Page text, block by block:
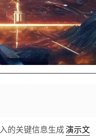
的关键信息生成演示文